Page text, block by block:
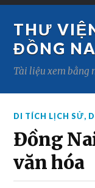
THƯ
ĐỒNG
Tài liệu xem bằng
DI TÍCH LỊCH SỬ,
Đồng
văn hóa